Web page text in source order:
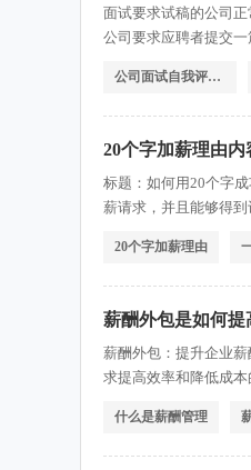
面试要求试稿的公司
公司要求应聘者提交
容进行介绍。一、试
公司面试自我评价怎么写
20个字加薪理由内
标题：如何用20个字
薪请求，并且能够得
作中的卓越表现。通
20个字加薪理由
薪酬外包是如何提
薪酬外包：提升企业
求提高效率和降低成
为一种有效策略，如
什么是薪酬管理